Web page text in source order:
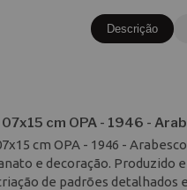
Descrição
cm OPA - 1946 -
cm OPA - 1946 -
e decoração.
de padrões detalhados